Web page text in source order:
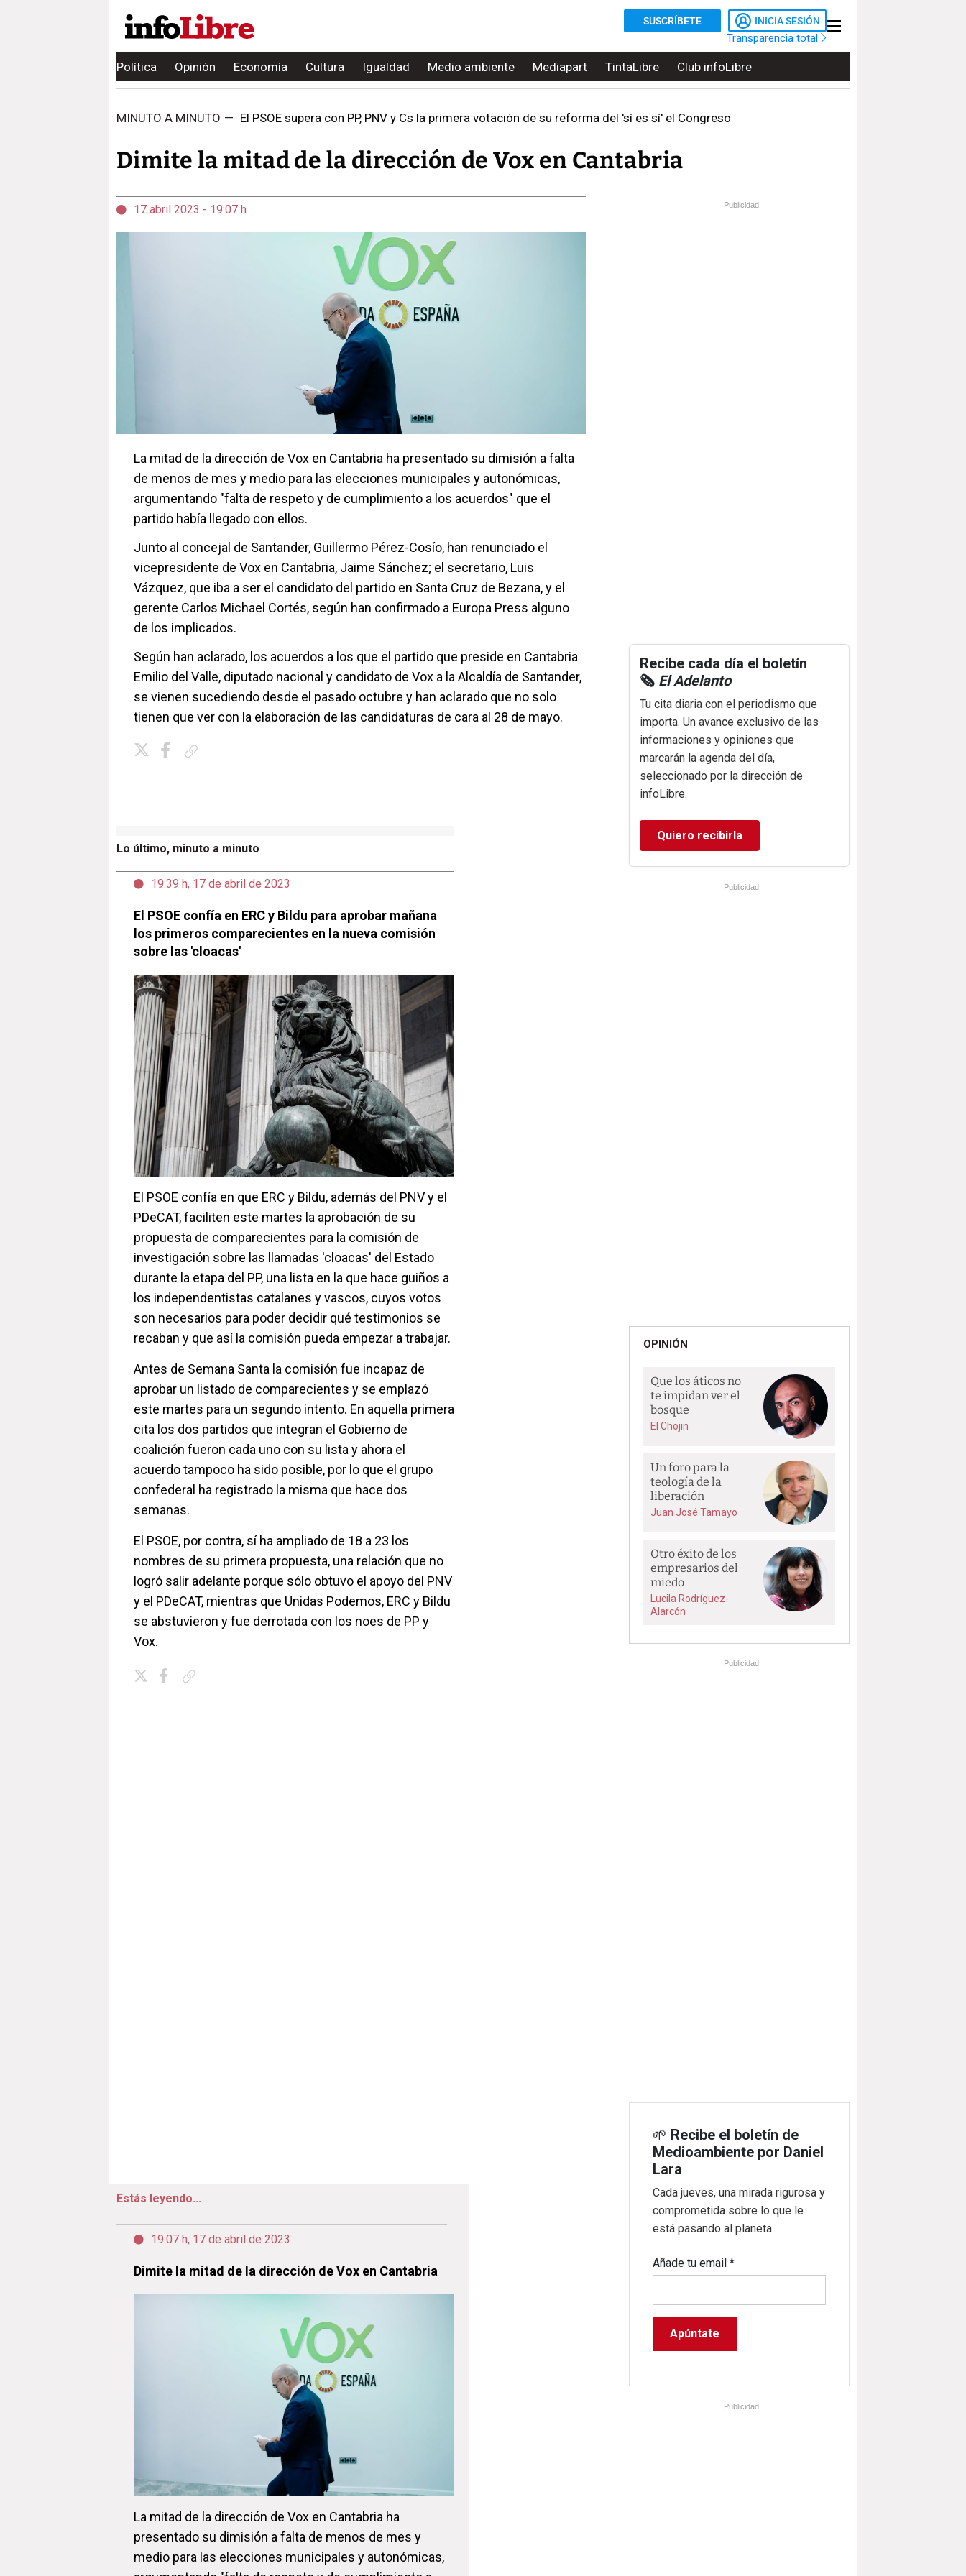
SUSCRÍBETE INICIA SESIÓN
Transparencia total
Política Opinión Economía Cultura Igualdad Medio ambiente Mediapart TintaLibre Club infoLibre
MINUTO A MINUTO — El PSOE supera con PP, PNV y Cs la primera votación de su reforma del 'sí es sí' el Congreso
Dimite la mitad de la dirección de Vox en Cantabria
17 abril 2023 - 19:07 h
La mitad de la dirección de Vox en Cantabria ha presentado su dimisión a falta
de menos de mes y medio para las elecciones municipales y autonómicas,
argumentando "falta de respeto y de cumplimiento a los acuerdos" que el
partido había llegado con ellos.
Junto al concejal de Santander, Guillermo Pérez-Cosío, han renunciado el
vicepresidente de Vox en Cantabria, Jaime Sánchez; el secretario, Luis
Vázquez, que iba a ser el candidato del partido en Santa Cruz de Bezana, y el
gerente Carlos Michael Cortés, según han confirmado a Europa Press alguno
de los implicados.
Según han aclarado, los acuerdos a los que el partido que preside en Cantabria
Emilio del Valle, diputado nacional y candidato de Vox a la Alcaldía de Santander,
se vienen sucediendo desde el pasado octubre y han aclarado que no solo
tienen que ver con la elaboración de las candidaturas de cara al 28 de mayo.
Lo último, minuto a minuto
19:39 h, 17 de abril de 2023
El PSOE confía en ERC y Bildu para aprobar mañana
los primeros comparecientes en la nueva comisión
sobre las 'cloacas'
El PSOE confía en que ERC y Bildu, además del PNV y el
PDeCAT, faciliten este martes la aprobación de su
propuesta de comparecientes para la comisión de
investigación sobre las llamadas 'cloacas' del Estado
durante la etapa del PP, una lista en la que hace guiños a
los independentistas catalanes y vascos, cuyos votos
son necesarios para poder decidir qué testimonios se
recaban y que así la comisión pueda empezar a trabajar.
Antes de Semana Santa la comisión fue incapaz de
aprobar un listado de comparecientes y se emplazó
este martes para un segundo intento. En aquella primera
cita los dos partidos que integran el Gobierno de
coalición fueron cada uno con su lista y ahora el
acuerdo tampoco ha sido posible, por lo que el grupo
confederal ha registrado la misma que hace dos
semanas.
El PSOE, por contra, sí ha ampliado de 18 a 23 los
nombres de su primera propuesta, una relación que no
logró salir adelante porque sólo obtuvo el apoyo del PNV
y el PDeCAT, mientras que Unidas Podemos, ERC y Bildu
se abstuvieron y fue derrotada con los noes de PP y
Vox.
Estás leyendo...
19:07 h, 17 de abril de 2023
Dimite la mitad de la dirección de Vox en Cantabria
La mitad de la dirección de Vox en Cantabria ha
presentado su dimisión a falta de menos de mes y
medio para las elecciones municipales y autonómicas,
Publicidad
Recibe cada día el boletín
🗞️ El Adelanto
Tu cita diaria con el periodismo que
importa. Un avance exclusivo de las
informaciones y opiniones que
marcarán la agenda del día,
seleccionado por la dirección de
infoLibre.
Quiero recibirla
Publicidad
OPINIÓN
Que los áticos no
te impidan ver el
bosque
El Chojin
Un foro para la
teología de la
liberación
Juan José Tamayo
Otro éxito de los
empresarios del
miedo
Lucila Rodríguez-
Alarcón
Publicidad
🌱 Recibe el boletín de
Medioambiente por Daniel
Lara
Cada jueves, una mirada rigurosa y
comprometida sobre lo que le
está pasando al planeta.
Añade tu email*
Publicidad